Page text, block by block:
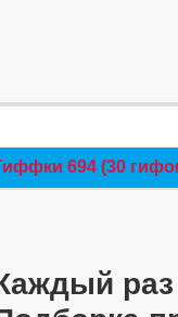
694 (30